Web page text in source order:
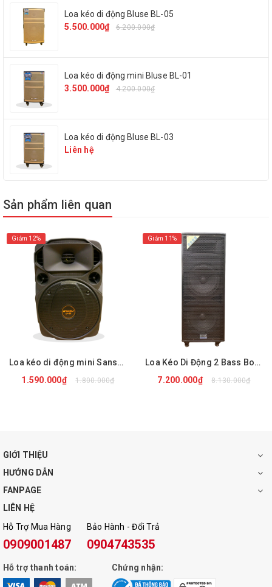
Thông tin chi tiết sản phẩm
Model
Phụ kiện
1 remote, 1 micro không
Công suất
Equalizer chỉnh tay Không
Ngõ cắm nhạc cụ Có (6.5mm)
Ngõ cắm micro Có (6.5mm)
Khe cắm thẻ nhớ
Đài FM
Thời lượng pin 4 – 8 giờ
Loa kéo di động Bluse BL-05
5.500.000₫
6.200.000₫
Loa kéo di động mini Bluse BL-01
3.500.000₫
4.200.000₫
Loa kéo di động Bluse BL-03
Liên hệ
Sản phẩm liên quan
Giảm 12%
Loa kéo di động mini Sansui A8-21
1.590.000₫
1.800.000₫
Giảm 11%
Loa Kéo Di Động 2 Bass Bosa PK-188A
7.200.000₫
8.130.000₫
GIỚI THIỆU
HƯỚNG DẪN
FANPAGE
LIÊN HỆ
Hỗ Trợ Mua Hàng
0909001487
Bảo Hành - Đổi Trả
0904743535
Hỗ trợ thanh toán: Chứng nhận: